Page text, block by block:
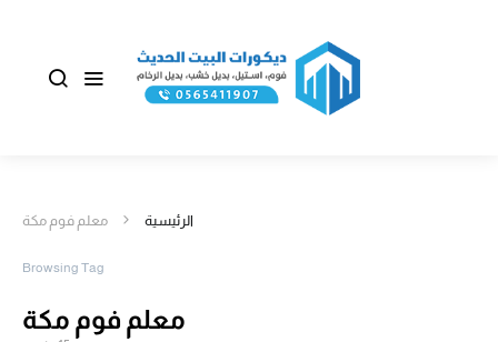
الرئيسية معلم فوم مكة
Browsing Tag
معلم فوم مكة